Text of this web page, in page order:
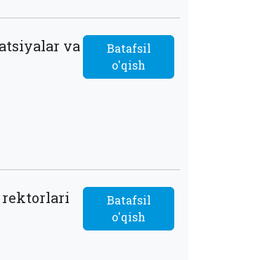
va
Batafsil
o'qish
rektorlari
Batafsil
o'qish